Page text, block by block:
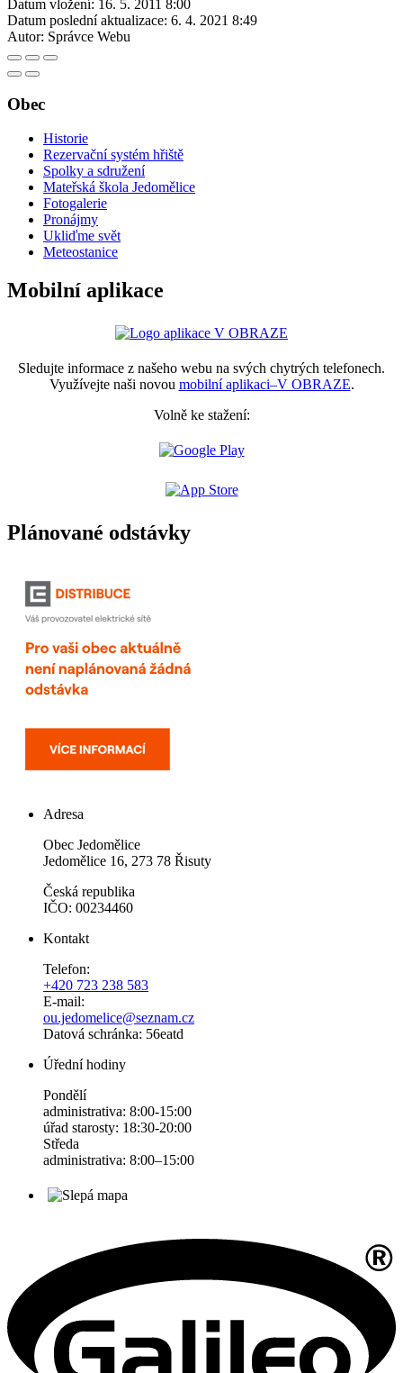
Datum vložení: 16. 5. 2011 8:00
Datum poslední aktualizace: 6. 4. 2021 8:49
Autor: Správce Webu
Obec
Historie
Rezervační systém hřiště
Spolky a sdružení
Mateřská škola Jedomělice
Fotogalerie
Pronájmy
Ukliďme svět
Meteostanice
Mobilní aplikace
Sledujte informace z našeho webu na svých chytrých telefonech.
Využívejte naši novou mobilní aplikaci–V OBRAZE.
Volně ke stažení:
Plánované odstávky
Adresa
Obec Jedomělice
Jedomělice 16, 273 78 Řisuty
Česká republika
IČO: 00234460
Kontakt
Telefon:
+420 723 238 583
E-mail:
ou.jedomelice@seznam.cz
Datová schránka: 56eatd
Úřední hodiny
Pondělí
administrativa: 8:00-15:00
úřad starosty: 18:30-20:00
Středa
administrativa: 8:00–15:00